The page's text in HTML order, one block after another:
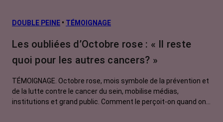
DOUBLE PEINE • TÉMOIGNAGE
Les oubliées d’Octobre rose : « Il reste
quoi pour les autres cancers? »
TÉMOIGNAGE. Octobre rose, mois symbole de la prévention et
de la lutte contre le cancer du sein, mobilise médias,
institutions et grand public. Comment le perçoit-on quand on